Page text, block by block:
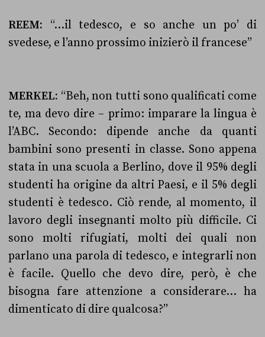
REEM: “…il tedesco, e so anche un po’ di
svedese, e l’anno prossimo inizierò il francese”
MERKEL: “Beh, non tutti sono qualificati come
te, ma devo dire – primo: imparare la lingua è
l’ABC. Secondo: dipende anche da quanti
bambini sono presenti in classe. Sono appena
stata in una scuola a Berlino, dove il 95% degli
studenti ha origine da altri Paesi, e il 5% degli
studenti è tedesco. Ciò rende, al momento, il
lavoro degli insegnanti molto più difficile. Ci
sono molti rifugiati, molti dei quali non
parlano una parola di tedesco, e integrarli non
è facile. Quello che devo dire, però, è che
bisogna fare attenzione a considerare… ha
dimenticato di dire qualcosa?”